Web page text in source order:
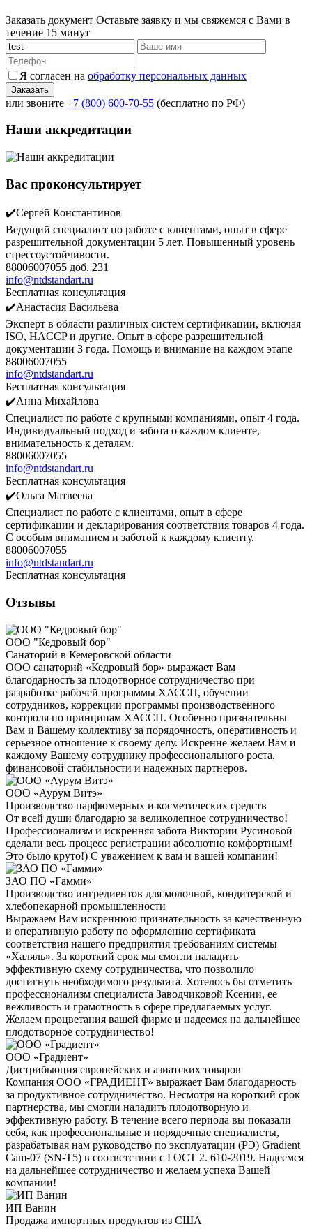
Заказать документ Оставьте заявку и мы свяжемся с Вами в
течение 15 минут
Я согласен на обработку персональных данных
или звоните +7 (800) 600-70-55 (бесплатно по РФ)
Наши аккредитации
Вас проконсультирует
✔️Сергей Константинов
Ведущий специалист по работе с клиентами, опыт в сфере
разрешительной документации 5 лет. Повышенный уровень
стрессоустойчивости.
88006007055 доб. 231
info@ntdstandart.ru
Бесплатная консультация
✔️Анастасия Васильева
Эксперт в области различных систем сертификации, включая
ISO, HACCP и другие. Опыт в сфере разрешительной
документации 3 года. Помощь и внимание на каждом этапе
88006007055
info@ntdstandart.ru
Бесплатная консультация
✔️Анна Михайлова
Специалист по работе с крупными компаниями, опыт 4 года.
Индивидуальный подход и забота о каждом клиенте,
внимательность к деталям.
88006007055
info@ntdstandart.ru
Бесплатная консультация
✔️Ольга Матвеева
Специалист по работе с клиентами, опыт в сфере
сертификации и декларирования соответствия товаров 4 года.
С особым вниманием и заботой к каждому клиенту.
88006007055
info@ntdstandart.ru
Бесплатная консультация
Отзывы
ООО "Кедровый бор"
Санаторий в Кемеровской области
ООО санаторий «Кедровый бор» выражает Вам
благодарность за плодотворное сотрудничество при
разработке рабочей программы ХАССП, обучении
сотрудников, коррекции программы производственного
контроля по принципам ХАССП. Особенно признательны
Вам и Вашему коллективу за порядочность, оперативность и
серьезное отношение к своему делу. Искренне желаем Вам и
каждому Вашему сотруднику профессионального роста,
финансовой стабильности и надежных партнеров.
ООО «Аурум Витэ»
Производство парфюмерных и косметических средств
От всей души благодарю за великолепное сотрудничество!
Профессионализм и искренняя забота Виктории Русиновой
сделали весь процесс регистрации абсолютно комфортным!
Это было круто!) С уважением к вам и вашей компании!
ЗАО ПО «Гамми»
Производство ингредиентов для молочной, кондитерской и
хлебопекарной промышленности
Выражаем Вам искреннюю признательность за качественную
и оперативную работу по оформлению сертификата
соответствия нашего предприятия требованиям системы
«Халяль». За короткий срок мы смогли наладить
эффективную схему сотрудничества, что позволило
достигнуть необходимого результата. Хотелось бы отметить
профессионализм специалиста Заводчиковой Ксении, ее
вежливость и грамотность в сфере предлагаемых услуг.
Желаем процветания вашей фирме и надеемся на дальнейшее
плодотворное сотрудничество!
ООО «Градиент»
Дистрибьюция европейских и азиатских товаров
Компания ООО «ГРАДИЕНТ» выражает Вам благодарность
за продуктивное сотрудничество. Несмотря на короткий срок
партнерства, мы смогли наладить плодотворную и
эффективную работу. В течение всего периода вы показали
себя, как профессиональные и порядочные специалисты,
разрабатывая нам руководство по эксплуатации (РЭ) Gradient
Cam-07 (SN-T5) в соответствии с ГОСТ 2. 610-2019. Надеемся
на дальнейшее сотрудничество и желаем успеха Вашей
компании!
ИП Ванин
Продажа импортных продуктов из США